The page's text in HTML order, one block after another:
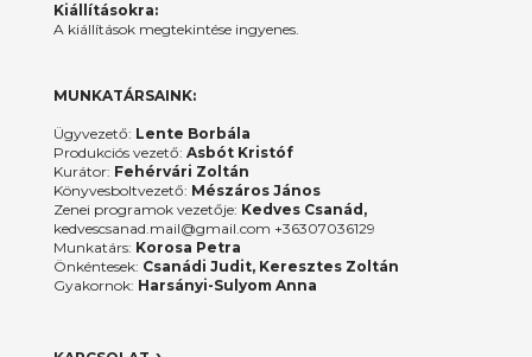
Kiállításokra:
A kiállítások megtekintése ingyenes.
MUNKATÁRSAINK:
Ügyvezető: Lente Borbála
Produkciós vezető: Asbót Kristóf
Kurátor: Fehérvári Zoltán
Könyvesboltvezető: Mészáros János
Zenei programok vezetője: Kedves Csanád,
kedvescsanad.mail@gmail.com +36307036129
Munkatárs: Korosa Petra
Önkéntesek: Csanádi Judit, Keresztes Zoltán
Gyakornok: Harsányi-Sulyom Anna